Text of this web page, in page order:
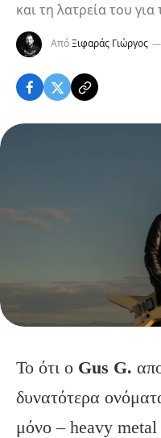
και τη λατρεία του για
ΑπόΞιφαράς Γιώργος
Το ότι ο Gus G.
δυνατότερα
μόνο – heavy metal